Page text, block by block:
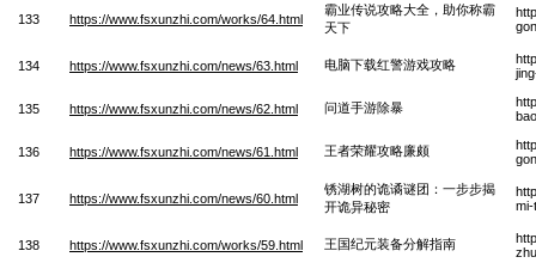
133 https://www.fsxunzhi.com/works/64.html
霸业传说攻略大全，助你称霸
天下
134 https://www.fsxunzhi.com/news/63.html 电脑下载红警游戏攻略
135 https://www.fsxunzhi.com/news/62.html 问道手游除暴
136 https://www.fsxunzhi.com/news/61.html 王者荣耀攻略廉颇
137 https://www.fsxunzhi.com/news/60.html
锈湖树的诡谲谜团：一步步揭
开诡异秘密
mi-
138 https://www.fsxunzhi.com/works/59.html 王国纪元装备分解指南